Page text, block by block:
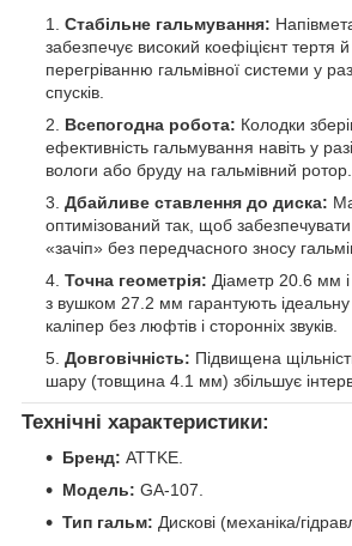
Стабільне гальмування:
забезпечує високий коефіцієнт тертя й
перегріванню гальмівної системи у
спусків.
Всепогодна робота: Колодки
ефективність гальмування навіть у
вологи або бруду на гальмівний ротор.
Дбайливе ставлення до диска:
оптимізований так, щоб
«зачіп» без передчасного зносу
Точна геометрія: Діаметр 20.6 мм
з вушком 27.2 мм гарантують
каліпер без люфтів і сторонніх звуків.
Довговічність: Підвищена
шару (товщина 4.1 мм) збільшує
Технічні характеристики:
Бренд: ATTKE.
Модель: GA-107.
Тип гальм: Дискові (механіка/